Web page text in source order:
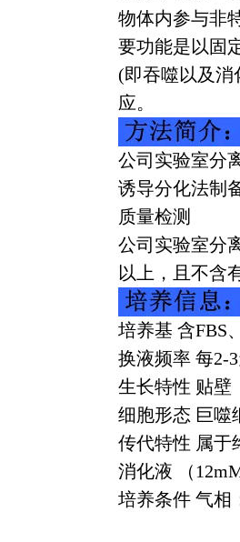
物体内参与非
要功能是以固
(即吞噬以及消
应。
公司实验室分
诱导分化法制
质量检测
公司实验室分
以上，且不含
培养基 含FBS
换液频率 每2-3
生长特性 贴壁
细胞形态 巨噬
传代特性 属于
消化液 （
培养条件 气相